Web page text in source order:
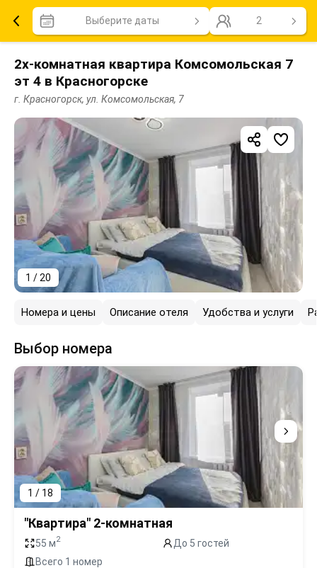
Выберите даты 2
2х-комнатная квартира Комсомольская 7
эт 4 в Красногорске
г. Красногорск, ул. Комсомольская, 7
1 / 20
Номера и цены Описание отеля Удобства и услуги
Выбор номера
1 / 18
"Квартира" 2-комнатная
55 м2
До 5 гостей
Всего 1 номер